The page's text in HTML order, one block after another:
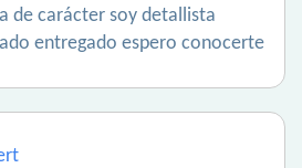
de carácter soy detallista
entregado espero conocerte